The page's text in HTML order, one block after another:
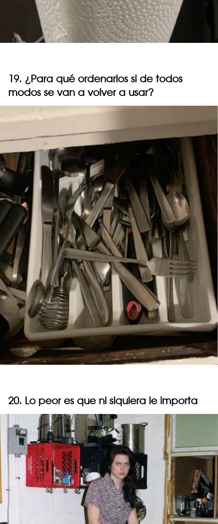
19. ¿Para qué ordenarlos si de todos
modos se van a volver a usar?
20. Lo peor es que ni siquiera le importa